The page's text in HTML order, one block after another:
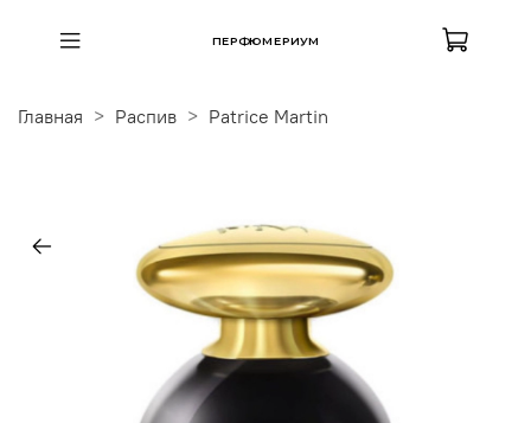
ПЕРФЮМЕРИУМ
Главная Распив Patrice Martin